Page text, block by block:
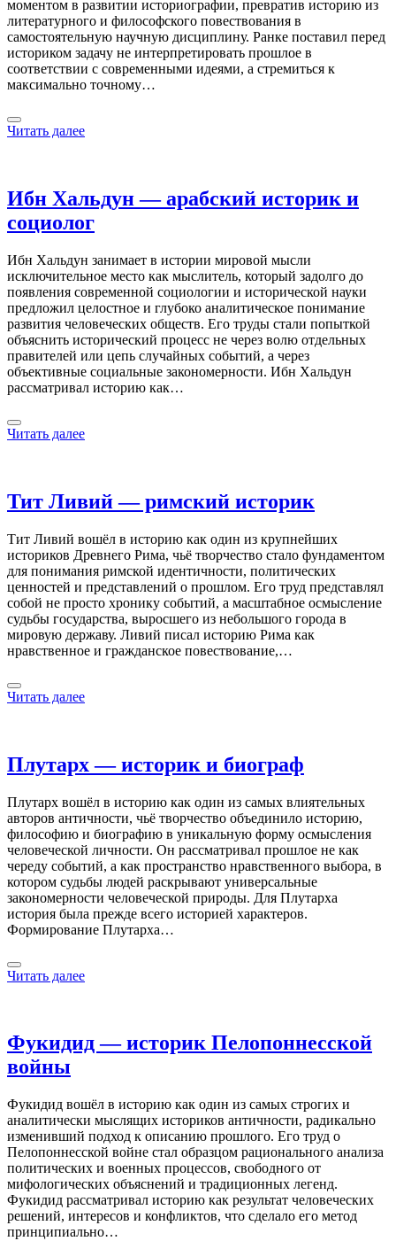
моментом в развитии историографии, превратив историю из
литературного и философского повествования в
самостоятельную научную дисциплину. Ранке поставил перед
историком задачу не интерпретировать прошлое в
соответствии с современными идеями, а стремиться к
максимально точному…
Читать далее
Ибн Хальдун — арабский историк и
социолог
Ибн Хальдун занимает в истории мировой мысли
исключительное место как мыслитель, который задолго до
появления современной социологии и исторической науки
предложил целостное и глубоко аналитическое понимание
развития человеческих обществ. Его труды стали попыткой
объяснить исторический процесс не через волю отдельных
правителей или цепь случайных событий, а через
объективные социальные закономерности. Ибн Хальдун
рассматривал историю как…
Читать далее
Тит Ливий — римский историк
Тит Ливий вошёл в историю как один из крупнейших
историков Древнего Рима, чьё творчество стало фундаментом
для понимания римской идентичности, политических
ценностей и представлений о прошлом. Его труд представлял
собой не просто хронику событий, а масштабное осмысление
судьбы государства, выросшего из небольшого города в
мировую державу. Ливий писал историю Рима как
нравственное и гражданское повествование,…
Читать далее
Плутарх — историк и биограф
Плутарх вошёл в историю как один из самых влиятельных
авторов античности, чьё творчество объединило историю,
философию и биографию в уникальную форму осмысления
человеческой личности. Он рассматривал прошлое не как
череду событий, а как пространство нравственного выбора, в
котором судьбы людей раскрывают универсальные
закономерности человеческой природы. Для Плутарха
история была прежде всего историей характеров.
Формирование Плутарха…
Читать далее
Фукидид — историк Пелопоннесской
войны
Фукидид вошёл в историю как один из самых строгих и
аналитически мыслящих историков античности, радикально
изменивший подход к описанию прошлого. Его труд о
Пелопоннесской войне стал образцом рационального анализа
политических и военных процессов, свободного от
мифологических объяснений и традиционных легенд.
Фукидид рассматривал историю как результат человеческих
решений, интересов и конфликтов, что сделало его метод
принципиально…